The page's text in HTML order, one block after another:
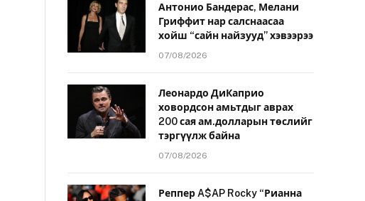
Антонио Бандерас, Мелани
Гриффит нар салснаасаа
хойш “сайн найзууд” хэвээрээ
07/08/2026
Леонардо ДиКаприо
ховордсон амьтдыг аврах
200 сая ам.долларын төслийг
тэргүүлж байна
07/08/2026
Реппер A$AP Rocky “Рианна